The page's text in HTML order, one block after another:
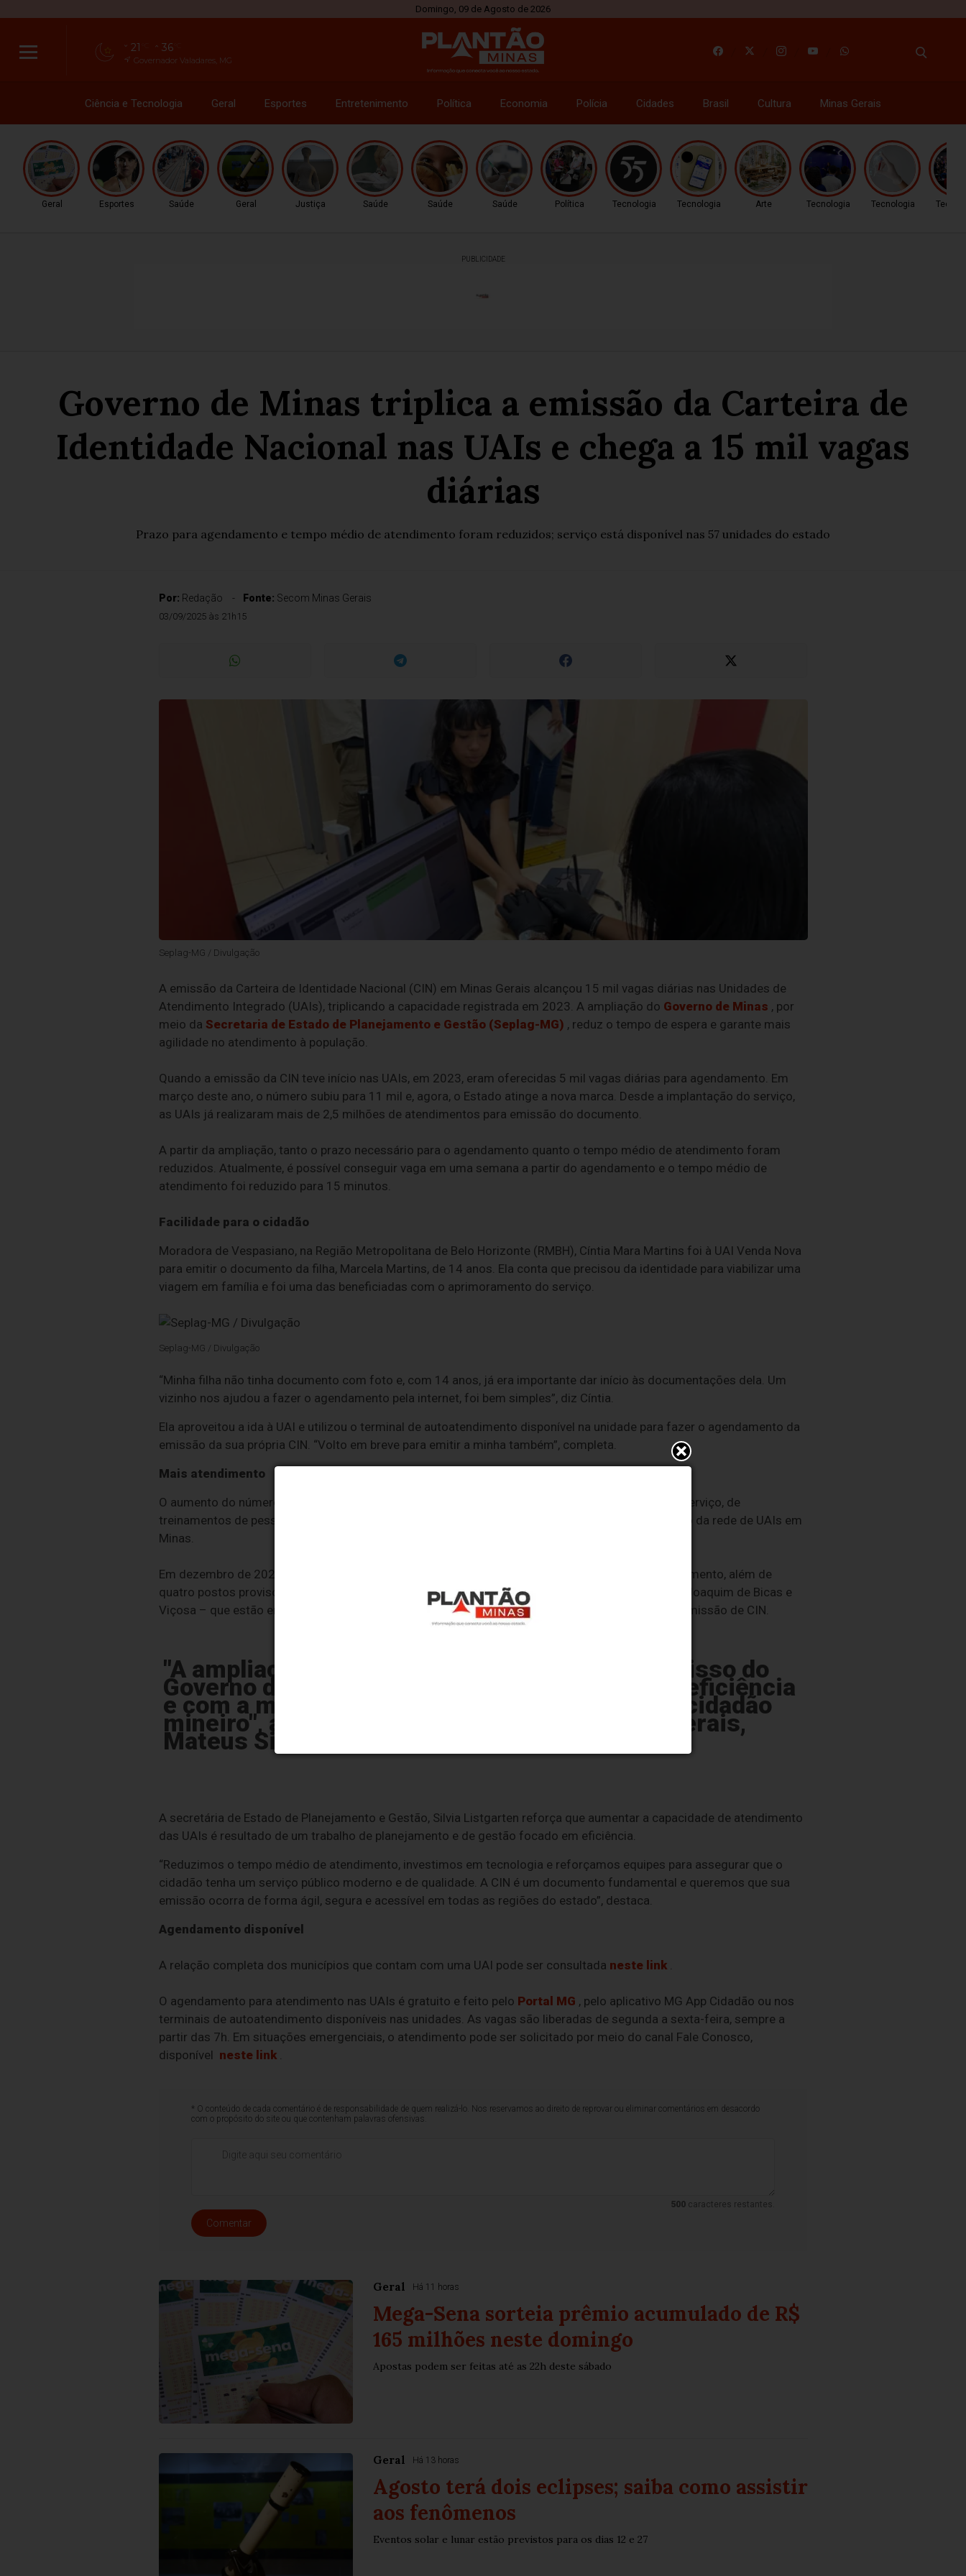
Domingo, 09 de Agosto de 2026
21 36
Governador Valadares, MG
Ciência e Tecnologia Geral Esportes Entretenimento Política Economia Polícia Cidades Brasil Cultura Minas Gerais
Geral Esportes Saúde Geral Justiça Saúde Saúde Saúde Política Tecnologia Tecnologia Arte Tecnologia Tecnologia
PUBLICIDADE
Governo de Minas triplica a emissão da Carteira de
Identidade Nacional nas UAIs e chega a 15 mil vagas
diárias
Prazo para agendamento e tempo médio de atendimento foram reduzidos; serviço está disponível nas 57 unidades do estado
Por: Redação Fonte: Secom Minas Gerais
03/09/2025 às 21h15
Seplag-MG / Divulgação
A emissão da Carteira de Identidade Nacional (CIN) em Minas Gerais alcançou 15 mil vagas diárias nas Unidades de
Atendimento Integrado (UAIs), triplicando a capacidade registrada em 2023. A ampliação do Governo de Minas , por
meio da Secretaria de Estado de Planejamento e Gestão (Seplag-MG) , reduz o tempo de espera e garante mais
agilidade no atendimento à população.
Quando a emissão da CIN teve início nas UAIs, em 2023, eram oferecidas 5 mil vagas diárias para agendamento. Em
março deste ano, o número subiu para 11 mil e, agora, o Estado atinge a nova marca. Desde a implantação do serviço,
as UAIs já realizaram mais de 2,5 milhões de atendimentos para emissão do documento.
A partir da ampliação, tanto o prazo necessário para o agendamento quanto o tempo médio de atendimento foram
reduzidos. Atualmente, é possível conseguir vaga em uma semana a partir do agendamento e o tempo médio de
atendimento foi reduzido para 15 minutos.
Facilidade para o cidadão
Moradora de Vespasiano, na Região Metropolitana de Belo Horizonte (RMBH), Cíntia Mara Martins foi à UAI Venda Nova
para emitir o documento da filha, Marcela Martins, de 14 anos. Ela conta que precisou da identidade para viabilizar uma
viagem em família e foi uma das beneficiadas com o aprimoramento do serviço.
Seplag-MG / Divulgação
“Minha filha não tinha documento com foto e, com 14 anos, já era importante dar início às documentações dela. Um
vizinho nos ajudou a fazer o agendamento pela internet, foi bem simples”, diz Cíntia.
Ela aproveitou a ida à UAI e utilizou o terminal de autoatendimento disponível na unidade para fazer o agendamento da
emissão da sua própria CIN. “Volto em breve para emitir a minha também”, completa.
Mais atendimento
O aumento do número de vagas nas UAIs para emitir CIN foi possível devido à modernização do serviço, de
treinamentos de pessoal em parceria com a
e do aumento da rede de UAIs em
Minas.
Em dezembro de 2023, o estado contava com 42 UAIs. Atualmente, são 57 unidades em funcionamento, além de
quatro postos provisórios implantados em municípios – Camanducaia, Conselheiro Lafaiete, São Joaquim de Bicas e
Viçosa – que estão em processo de implementação de uma UAI. Os postos são exclusivos para emissão de CIN.
"A ampliação do serviço demonstra o compromisso do
Governo de Minas com a modernização, com a eficiência
e com a melhoria dos serviços públicos para o cidadão
mineiro", afirma o vice-governador de Minas Gerais,
Mateus Simões.
A secretária de Estado de Planejamento e Gestão, Silvia Listgarten reforça que aumentar a capacidade de atendimento
das UAIs é resultado de um trabalho de planejamento e de gestão focado em eficiência.
“Reduzimos o tempo médio de atendimento, investimos em tecnologia e reforçamos equipes para assegurar que o
cidadão tenha um serviço público moderno e de qualidade. A CIN é um documento fundamental e queremos que sua
emissão ocorra de forma ágil, segura e acessível em todas as regiões do estado”, destaca.
Agendamento disponível
A relação completa dos municípios que contam com uma UAI pode ser consultada neste link.
O agendamento para atendimento nas UAIs é gratuito e feito pelo Portal MG , pelo aplicativo MG App Cidadão ou nos
terminais de autoatendimento disponíveis nas unidades. As vagas são liberadas de segunda a sexta-feira, sempre a
partir das 7h. Em situações emergenciais, o atendimento pode ser solicitado por meio do canal Fale Conosco,
disponível neste link.
* O conteúdo de cada comentário é de responsabilidade de quem realizá-lo. Nos reservamos ao direito de reprovar ou eliminar comentários em desacordo
com o propósito do site ou que contenham palavras ofensivas.
500 caracteres restantes.
Comentar
Geral Há 11 horas
Mega-Sena sorteia prêmio acumulado de R$
165 milhões neste domingo
Apostas podem ser feitas até as 22h deste sábado
Geral Há 13 horas
Agosto terá dois eclipses; saiba como assistir
aos fenômenos
Eventos solar e lunar estão previstos para os dias 12 e 27